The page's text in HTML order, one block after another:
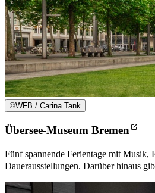
©WFB / Carina Tank
Übersee-Museum Bremen
Fünf spannende Ferientage mit
Dauerausstellungen. Darüber hinaus